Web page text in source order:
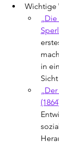
Wichtige
in